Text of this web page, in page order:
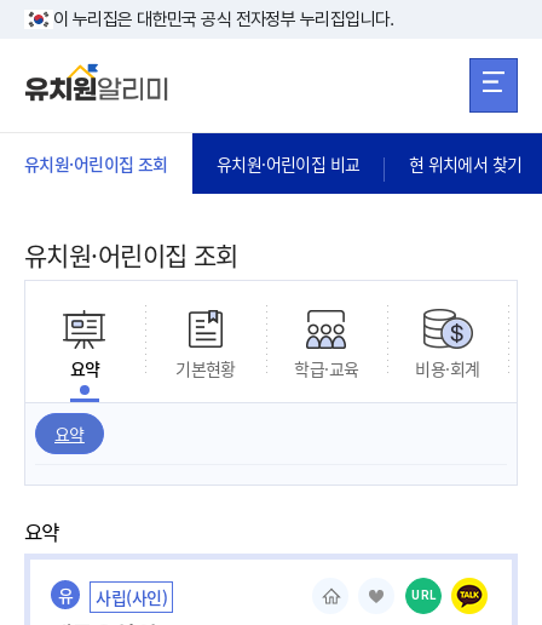
본문 바로가기
이 누리집은 대한민국 공식 전자정부 누리집입니다.
유치원·어린이집 조회 유치원·어린이집 비교 현 위치에서 찾기
유치원·어린이집 조회
요약 기본현황 학급·교육 비용·회계
요약
요약
유 사립(사인) URL